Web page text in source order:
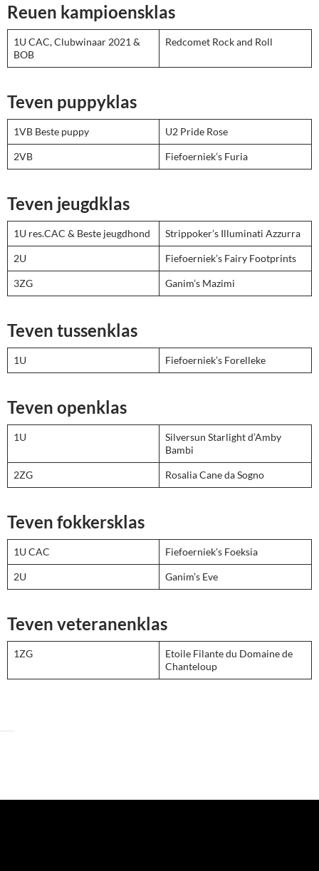
Reuen kampioensklas
1U CAC, Clubwinaar 2021 &
BOB
Redcomet Rock and Roll
Teven puppyklas
1VB Beste puppy U2 Pride Rose
2VB Fiefoerniek’s Furia
Teven jeugdklas
1U res.CAC & Beste jeugdhond Strippoker’s Illuminati Azzurra
2U Fiefoerniek’s Fairy Footprints
3ZG Ganim’s Mazimi
Teven tussenklas
1U Fiefoerniek’s Forelleke
Teven openklas
1U
Silversun Starlight d’Amby
Bambi
2ZG Rosalia Cane da Sogno
Teven fokkersklas
1U CAC Fiefoerniek’s Foeksia
2U Ganim’s Eve
Teven veteranenklas
1ZG
Etoile Filante du Domaine de
Chanteloup